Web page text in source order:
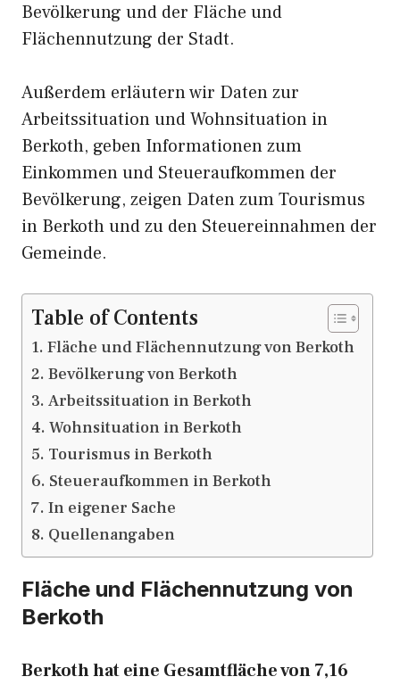
Bevölkerung und der Fläche und
Flächennutzung der Stadt.
Außerdem erläutern wir Daten zur
Arbeitssituation und Wohnsituation in
Berkoth, geben Informationen zum
Einkommen und Steueraufkommen der
Bevölkerung, zeigen Daten zum Tourismus
in Berkoth und zu den Steuereinnahmen der
Gemeinde.
Table of Contents
Fläche und Flächennutzung von Berkoth
Bevölkerung von Berkoth
Arbeitssituation in Berkoth
Wohnsituation in Berkoth
Tourismus in Berkoth
Steueraufkommen in Berkoth
In eigener Sache
Quellenangaben
Fläche und Flächennutzung von
Berkoth
Berkoth hat eine Gesamtfläche von 7,16